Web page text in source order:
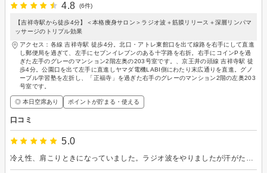
4.8
(6件)
【吉祥寺駅から徒歩4分】＜本格痩身サロン＞ラジオ波＋筋膜リリース＋深層リンパマ
ッサージのトリプル効果
アクセス：各線 吉祥寺駅 徒歩4分。北口・アトレ東館口を出て線路を右手にして直進
し郵便局を過ぎて、左手にセブンイレブンのある十字路を右折。右手にコインPを過
ぎた左手のグレーのマンション2階左奥の203号室です。、京王井の頭線 吉祥寺駅 徒
歩4分。公園口を出て左手に直進しヤマダ電機LABI側にわたり末広通りを直進。グノ
ーブル学習塾を左折し、「正福寺」を過ぎた右手のグレーのマンション2階の左奥203
号室です。
◎ 本日空席あり ポイントが貯まる・使える
口コミ
5.0